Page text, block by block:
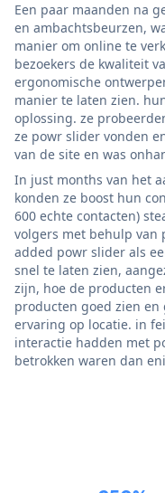
Een paar maanden na
en ambachtsbeurzen,
manier om online te
bezoekers de kwaliteit
ergonomische
manier te laten zien.
oplossing. ze
ze powr slider vonden
van de site en was
In just months van het
konden ze boost hun
600 echte contacten)
volgers met behulp van
added powr slider als
snel te laten zien,
zijn, hoe de producten
producten goed zien
ervaring op locatie. in
interactie hadden met
betrokken waren dan